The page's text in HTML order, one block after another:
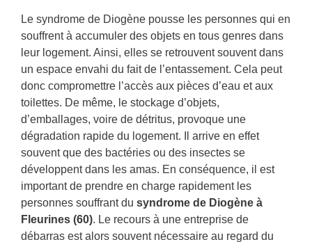
Le syndrome de Diogène pousse les personnes qui en
souffrent à accumuler des objets en tous genres dans
leur logement. Ainsi, elles se retrouvent souvent dans
un espace envahi du fait de l’entassement. Cela peut
donc compromettre l’accès aux pièces d’eau et aux
toilettes. De même, le stockage d’objets,
d’emballages, voire de détritus, provoque une
dégradation rapide du logement. Il arrive en effet
souvent que des bactéries ou des insectes se
développent dans les amas. En conséquence, il est
important de prendre en charge rapidement les
personnes souffrant du syndrome de Diogène à
Fleurines (60). Le recours à une entreprise de
débarras est alors souvent nécessaire au regard du